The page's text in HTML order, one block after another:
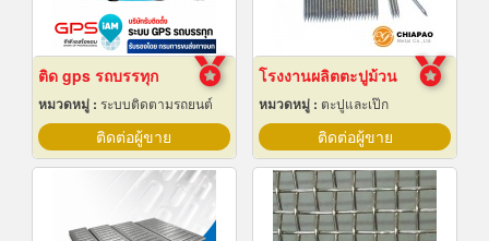
ติด gps รถบรรทุก
หมวดหมู่ : ระบบติดตามรถยนต์
ติดต่อผู้ขาย
โรงงานผลิตตะปูม้วน
หมวดหมู่ : ตะปูและเป๊ก
ติดต่อผู้ขาย